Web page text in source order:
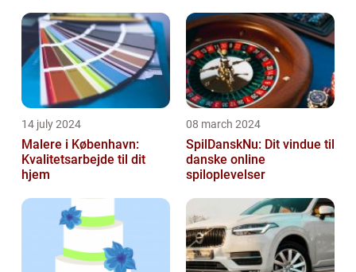
14 july 2024
Malere i København:
Kvalitetsarbejde til dit
hjem
08 march 2024
SpilDanskNu: Dit vindue til
danske online
spiloplevelser